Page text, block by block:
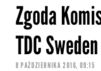
Zgoda
TDC
8 PAŹDZIERNIKA 2016, 09:15